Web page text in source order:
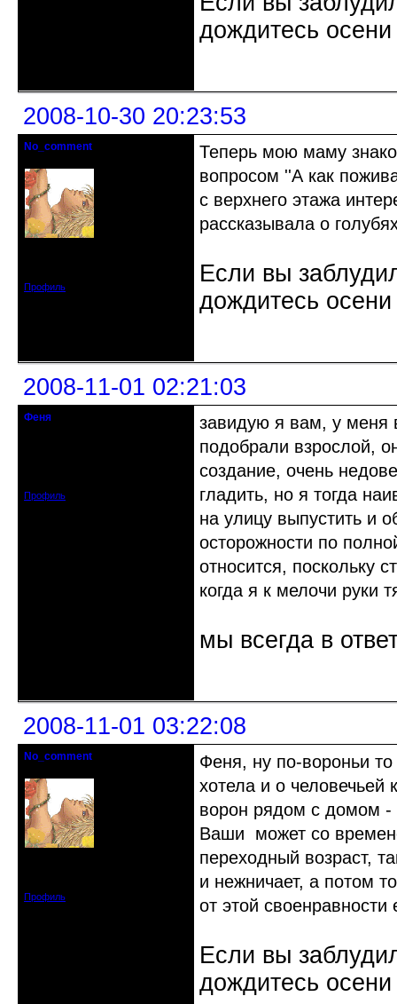
дождитесь
2008-10-30 20:23:53
No_comment
Профиль
Теперь мою маму
вопросом ''А как
с верхнего этажа
рассказывала о
Если вы
дождитесь
2008-11-01 02:21:03
Феня
Профиль
завидую я вам, у меня
подобрали взрослой,
создание, очень
гладить, но я тогда
на улицу выпустить и
осторожности по
относится, поскольку
когда я к мелочи руки
мы всегда в
2008-11-01 03:22:08
No_comment
Профиль
Феня, ну по-вороньи
хотела и о
ворон рядом с домом -
Ваши может со
переходный возраст,
и нежничает, а потом
от этой
Если вы
дождитесь